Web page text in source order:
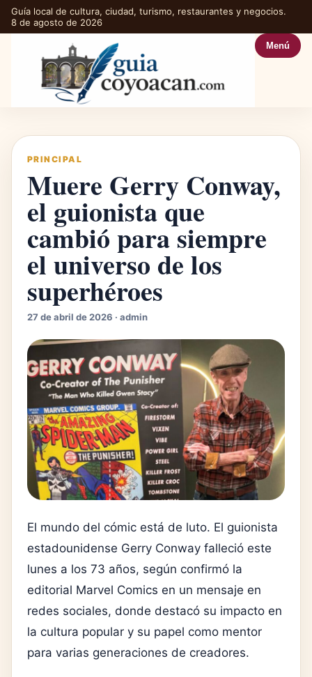
Guía local de cultura, ciudad, turismo, restaurantes y negocios.
8 de agosto de 2026
Menú
PRINCIPAL
Muere Gerry Conway,
el guionista que
cambió para siempre
el universo de los
superhéroes
27 de abril de 2026 · admin
El mundo del cómic está de luto. El guionista
estadounidense Gerry Conway falleció este
lunes a los 73 años, según confirmó la
editorial Marvel Comics en un mensaje en
redes sociales, donde destacó su impacto en
la cultura popular y su papel como mentor
para varias generaciones de creadores.